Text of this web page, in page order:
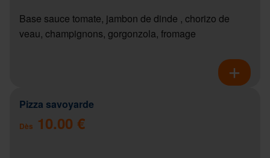
Base sauce tomate, jambon de dinde , chorizo de
veau, champignons, gorgonzola, fromage
Pizza savoyarde
Dès 10.00 €